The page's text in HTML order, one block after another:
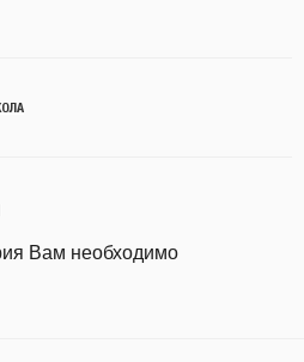
Вам необходимо